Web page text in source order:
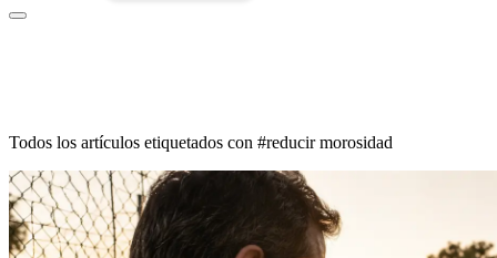
Todos los artículos etiquetados con #reducir morosidad